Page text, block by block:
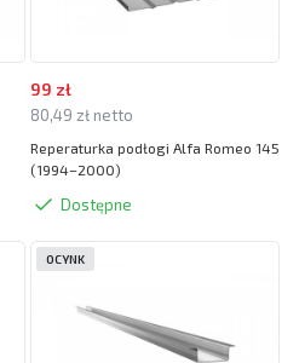
99 zł
80,49 zł netto
Reperaturka podłogi Alfa Romeo 145
(1994–2000)
Dostępne
OCYNK